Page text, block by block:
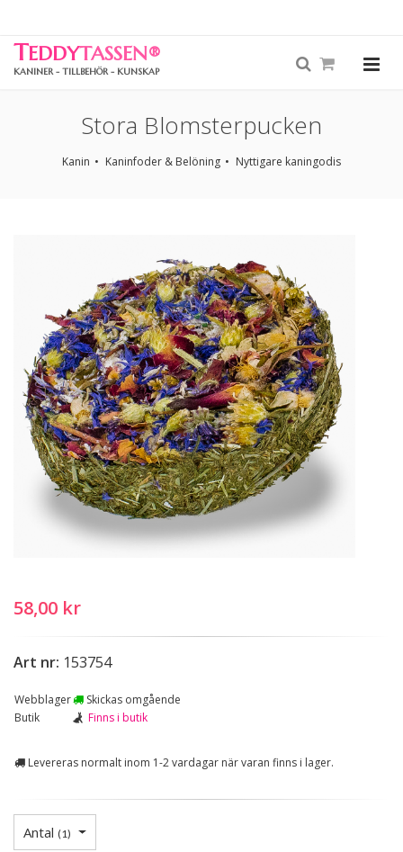
TEDDYTASSEN®
KANINER - TILLBEHÖR - KUNSKAP
Stora Blomsterpucken
Kanin Kaninfoder & Belöning Nyttigare kaningodis
58,00 kr
Art nr: 153754
Webblager
Skickas omgående
Butik
Finns i butik
Levereras normalt inom 1-2 vardagar när varan finns i lager.
Antal (1)